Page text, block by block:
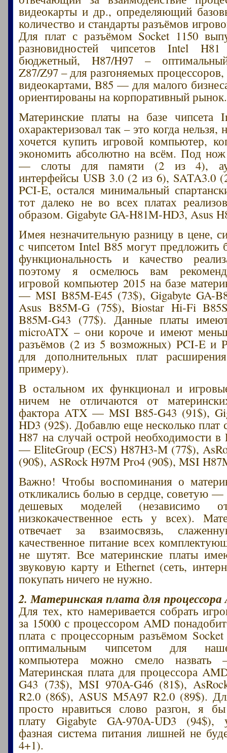
видеокарты и др., определяющий
количество и стандарты разъёмов
Для плат с разъёмом Socket 1150
разновидностей чипсетов Intel
бюджетный, H87/H97 –
Z87/Z97 – для разгоняемых
видеокартами, B85 — для малого
ориентированы на корпоративный рынок.
Материнские платы на базе
охарактеризовал так – это когда нельзя,
хочется купить игровой компьютер,
экономить абсолютно на всём. Под
— слоты для памяти (2 из 4),
интерфейсы USB 3.0 (2 из 6), SATA3.0
PCI-E, остался минимальный
тот далеко не во всех платах
образом. Gigabyte GA-H81M-HD3, Asus
Имея незначительную разницу в цене,
с чипсетом Intel B85 могут
функциональность и качество
поэтому я осмелюсь вам
игровой компьютер 2015 на базе
— MSI B85M-E45 (73$), Gigabyte GA-
Asus B85M-G (75$), Biostar Hi-Fi
B85M-G43 (77$). Данные платы
microATX – они короче и имеют
разъёмов (2 из 5 возможных) PCI-E и
для дополнительных плат
примеру).
В остальном их функционал и
ничем не отличаются от
фактора ATX — MSI B85-G43 (91$),
HD3 (92$). Добавлю еще несколько плат
H87 на случай острой необходимости
— EliteGroup (ECS) H87H3-M (77$),
(90$), ASRock H97M Pro4 (90$), MSI
Важно! Чтобы воспоминания о
откликались болью в сердце, советую —
дешевых моделей (независимо
низкокачественное есть у всех).
отвечает за взаимосвязь,
качественное питание всех
не шутят. Все материнские платы
звуковую карту и Ethernet (сеть,
покупать ничего не нужно.
2. Материнская плата для процессора
Для тех, кто намеривается собрать
за 15000 с процессором AMD
плата с процессорным разъёмом
оптимальным чипсетом для
компьютера можно смело
Материнская плата для процессора
G43 (73$), MSI 970A-G46 (81$),
R2.0 (86$), ASUS M5A97 R2.0 (89$).
просто нравиться слово разгон, я
плату Gigabyte GA-970A-UD3 (94$),
фазная система питания лишней не
4+1).